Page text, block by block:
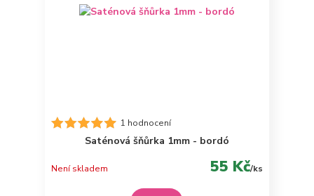
1 hodnocení
Saténová šňůrka 1mm - bordó
55 Kč/ks
Není skladem